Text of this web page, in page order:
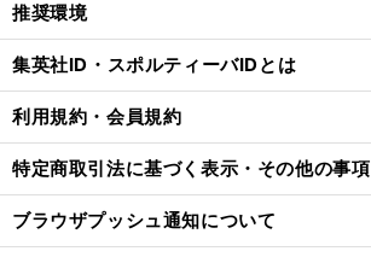
推奨環境
集英社ID・スポルティーバIDとは
利用規約・会員規約
特定商取引法に基づく表示・その他の事項
ブラウザプッシュ通知について